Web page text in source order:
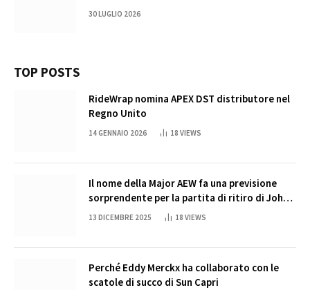
30 LUGLIO 2026
TOP POSTS
RideWrap nomina APEX DST distributore nel
Regno Unito
14 GENNAIO 2026 18 VIEWS
Il nome della Major AEW fa una previsione
sorprendente per la partita di ritiro di John
Cena
13 DICEMBRE 2025 18 VIEWS
Perché Eddy Merckx ha collaborato con le
scatole di succo di Sun Capri